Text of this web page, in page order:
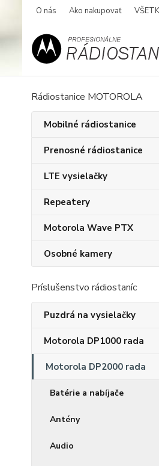
O nás Ako nakupovať
Rádiostanice MOTOROLA
Mobilné rádiostanice
Prenosné rádiostanice
LTE vysielačky
Repeatery
Motorola Wave PTX
Osobné kamery
Príslušenstvo rádiostaníc
Puzdrá na vysielačky
Motorola DP1000 rada
Motorola DP2000 rada
Batérie a nabíjače
Antény
Audio